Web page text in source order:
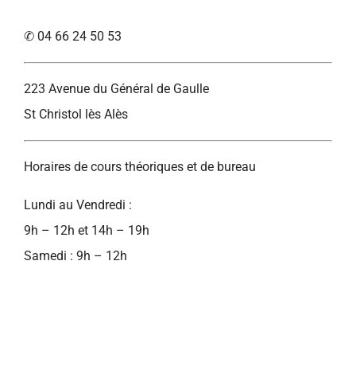
✆ 04 66 24 50 53
223 Avenue du Général de Gaulle
St Christol lès Alès
Horaires de cours théoriques et de bureau
Lundi au Vendredi :
9h – 12h et 14h – 19h
Samedi : 9h – 12h